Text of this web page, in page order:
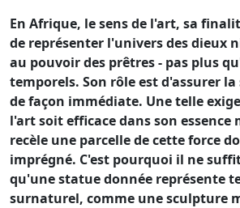
En Afrique, le sens de l'art, sa
de représenter l'univers des dieux
au pouvoir des prêtres - pas plus
temporels. Son rôle est d'assurer
de façon immédiate. Une telle
l'art soit efficace dans son
recèle une parcelle de cette force
imprégné. C'est pourquoi il ne
qu'une statue donnée représente
surnaturel, comme une sculpture